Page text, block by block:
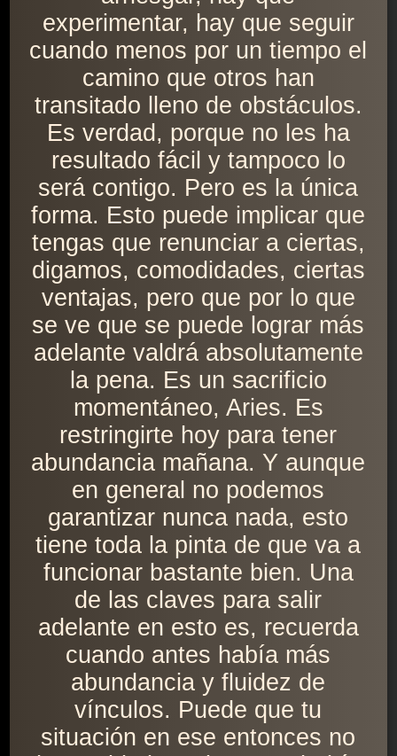
experimentar, hay que seguir
cuando menos por un tiempo el
camino que otros han
transitado lleno de obstáculos.
Es verdad, porque no les ha
resultado fácil y tampoco lo
será contigo. Pero es la única
forma. Esto puede implicar que
tengas que renunciar a ciertas,
digamos, comodidades, ciertas
ventajas, pero que por lo que
se ve que se puede lograr más
adelante valdrá absolutamente
la pena. Es un sacrificio
momentáneo, Aries. Es
restringirte hoy para tener
abundancia mañana. Y aunque
en general no podemos
garantizar nunca nada, esto
tiene toda la pinta de que va a
funcionar bastante bien. Una
de las claves para salir
adelante en esto es, recuerda
cuando antes había más
abundancia y fluidez de
vínculos. Puede que tu
situación en ese entonces no